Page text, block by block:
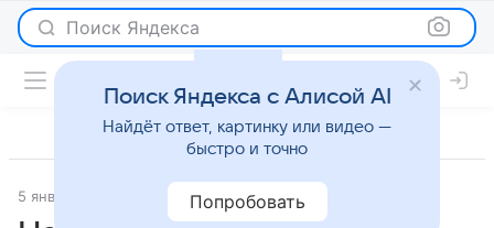
Поиск Яндекса
5 января 2026 Леди Mail Светская жизнь
Поиск Яндекса с Алисой AI
Найдёт ответ, картинку или видео —
быстро и точно
Попробовать